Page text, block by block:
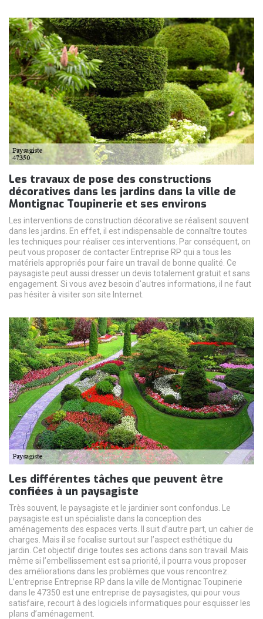
Les travaux de pose des constructions
décoratives dans les jardins dans la ville de
Montignac Toupinerie et ses environs
Les interventions de construction décorative se réalisent souvent
dans les jardins. En effet, il est indispensable de connaître toutes
les techniques pour réaliser ces interventions. Par conséquent, on
peut vous proposer de contacter Entreprise RP qui a tous les
matériels appropriés pour faire un travail de bonne qualité. Ce
paysagiste peut aussi dresser un devis totalement gratuit et sans
engagement. Si vous avez besoin d'autres informations, il ne faut
pas hésiter à visiter son site Internet.
Les différentes tâches que peuvent être
confiées à un paysagiste
Très souvent, le paysagiste et le jardinier sont confondus. Le
paysagiste est un spécialiste dans la conception des
aménagements des espaces verts. Il suit d’autre part, un cahier de
charges. Mais il se focalise surtout sur l’aspect esthétique du
jardin. Cet objectif dirige toutes ses actions dans son travail. Mais
même si l’embellissement est sa priorité, il pourra vous proposer
des améliorations dans les problèmes que vous rencontrez.
L’entreprise Entreprise RP dans la ville de Montignac Toupinerie
dans le 47350 est une entreprise de paysagistes, qui pour vous
satisfaire, recourt à des logiciels informatiques pour esquisser les
plans d’aménagement.